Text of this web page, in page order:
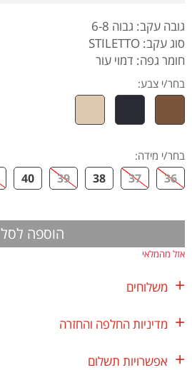
גובה עקב: גבוה 6-8
סוג עקב: STILETTO
חומר גפה: דמוי עור
בחר/י צבע:
בחר/י מידה:
36
37
38
39
40
הוספה לסל
אזל מהמלאי
משלוחים
מדיניות החלפה והחזרה
אפשרויות תשלום